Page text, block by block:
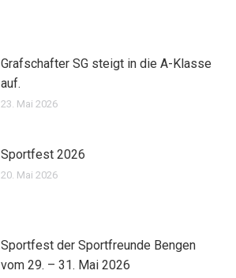
Grafschafter SG steigt in die A-Klasse
auf.
23. Mai 2026
Sportfest 2026
20. Mai 2026
Sportfest der Sportfreunde Bengen
vom 29. – 31. Mai 2026